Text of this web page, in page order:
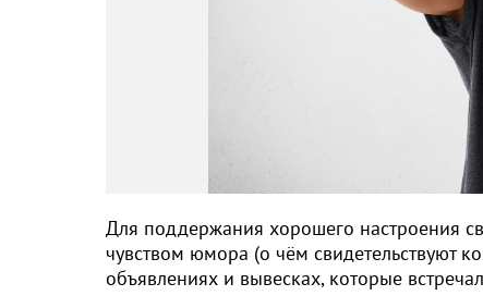
Для поддержания хорошего настроения
чувством юмора (о чём свидетельствуют
объявлениях и вывесках, которые